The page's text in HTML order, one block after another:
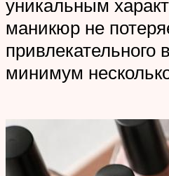
уникальным
маникюр не
привлекательного
минимум